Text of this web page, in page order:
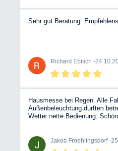
Sehr gut Beratung.
Richard Ebisch -
Hausmesse bei Regen. Alle
Außenbeleuchtung durften
Wetter nette Bedienung.
Jakob Froehlingsdorf -